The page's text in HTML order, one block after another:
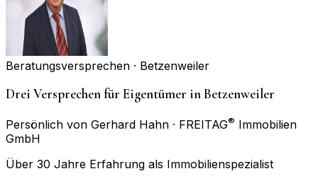
Beratungsversprechen · Betzenweiler
Drei Versprechen für Eigentümer in Betzenweiler
Persönlich von Gerhard Hahn · FREITAG® Immobilien
GmbH
Über 30 Jahre Erfahrung als Immobilienspezialist